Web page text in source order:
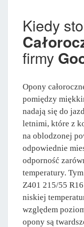
Kiedy
firmy
Opony
pomiędzy
nadają się do
letnimi, które z
na oblodzonej
odpowiednie
odporność
temperatury.
Z401 215/55
niskiej
względem
opony są